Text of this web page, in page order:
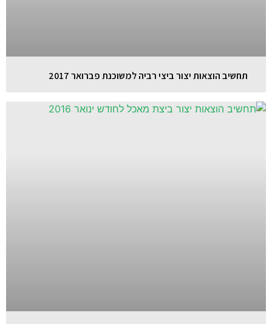
תחשיב הוצאות יצור ביצי רביה למשוכנת פברואר 2017